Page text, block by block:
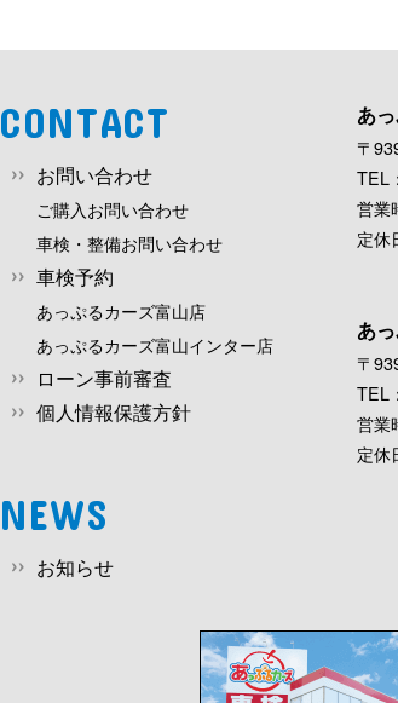
CONTACT
お問い合わせ
ご購入お問い合わせ
車検・整備お問い合わせ
車検予約
あっぷるカーズ富山店
あっぷるカーズ富山インター店
ローン事前審査
個人情報保護方針
NEWS
お知らせ
あ
〒
TEL
営業
定休
あ
〒
TEL
営業
定休